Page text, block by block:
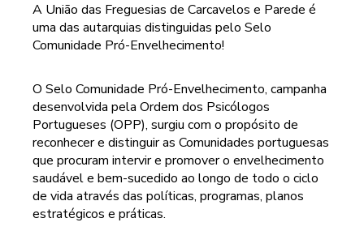
A União das Freguesias de Carcavelos e Parede é
uma das autarquias distinguidas pelo Selo
Comunidade Pró-Envelhecimento!
O Selo Comunidade Pró-Envelhecimento, campanha
desenvolvida pela Ordem dos Psicólogos
Portugueses (OPP), surgiu com o propósito de
reconhecer e distinguir as Comunidades portuguesas
que procuram intervir e promover o envelhecimento
saudável e bem-sucedido ao longo de todo o ciclo
de vida através das políticas, programas, planos
estratégicos e práticas.